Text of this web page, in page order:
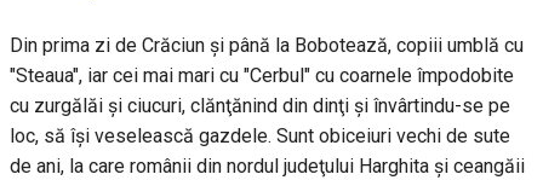
Din prima zi de Crăciun şi până la Bobotează, copiii umblă cu
"Steaua", iar cei mai mari cu "Cerbul" cu coarnele împodobite
cu zurgălăi şi ciucuri, clănţănind din dinţi şi învârtindu-se pe
loc, să îşi veselească gazdele. Sunt obiceiuri vechi de sute
de ani, la care românii din nordul judeţului Harghita şi ceangăii